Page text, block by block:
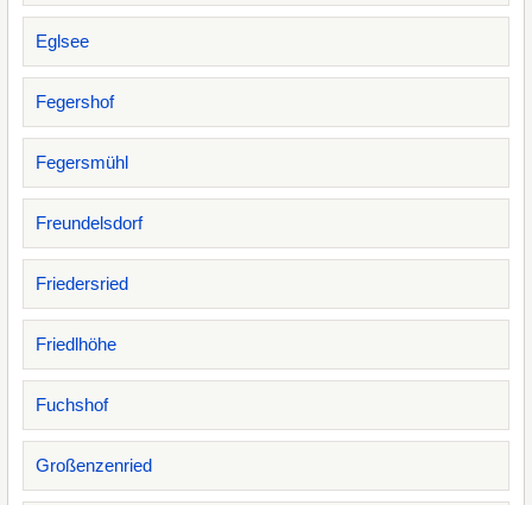
Eglsee
Fegershof
Fegersmühl
Freundelsdorf
Friedersried
Friedlhöhe
Fuchshof
Großenzenried